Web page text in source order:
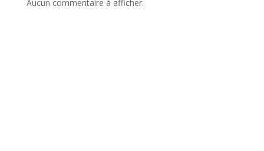
Aucun commentaire à afficher.